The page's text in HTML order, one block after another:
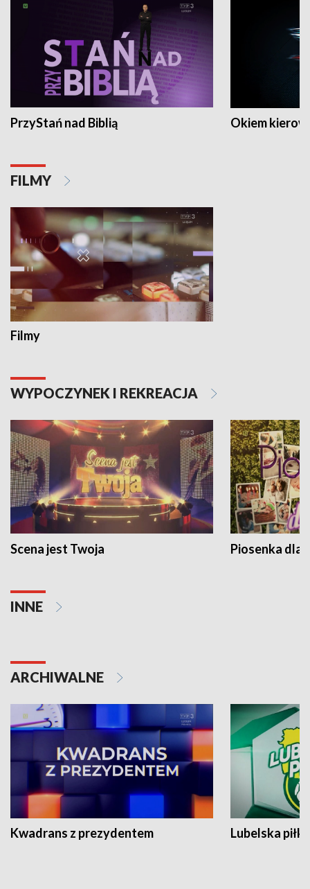
PrzyStań nad Biblią Okiem
FILMY
Filmy
WYPOCZYNEK I REKREACJA
Scena jest Twoja Piosenka dla
INNE
ARCHIWALNE
Kwadrans z prezydentem Lubelska piłka